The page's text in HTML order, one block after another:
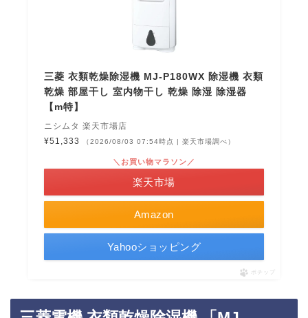
三菱 衣類乾燥除湿機 MJ-P180WX 除湿機 衣類
乾燥 部屋干し 室内物干し 乾燥 除湿 除湿器
【m特】
ニシムタ 楽天市場店
¥51,333
（2026/08/03 07:54時点 | 楽天市場調べ）
Amazon
＼お買い物マラソン／
楽天市場
Yahooショッピング
ポチップ